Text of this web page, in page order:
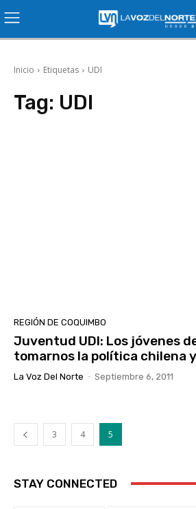
Inicio Etiquetas UDI
Tag: UDI
REGIÓN DE COQUIMBO
Juventud UDI: Los jóvenes
tomarnos la política chilena
La Voz Del Norte - Septiembre 6, 2011
3 4 5
STAY CONNECTED